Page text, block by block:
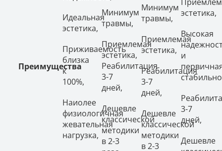
Преимущества
Идеальная
эстетика,
Приживаемость
близка
к
100%,
Наиолее
физиологичная
жевательная
нагрузка,
Минимум
травмы,
Приемлемая
эстетика,
Реабилитация
3-7
дней,
Дешевле
классической
методики
в 2-3
Минимум
травмы,
Приемлемая
эстетика,
Реабилитация
3-7
дней,
Дешевле
классической
методики
в 2-3
эстетика,
Высокая
и
3-7
дней,
Дешевле